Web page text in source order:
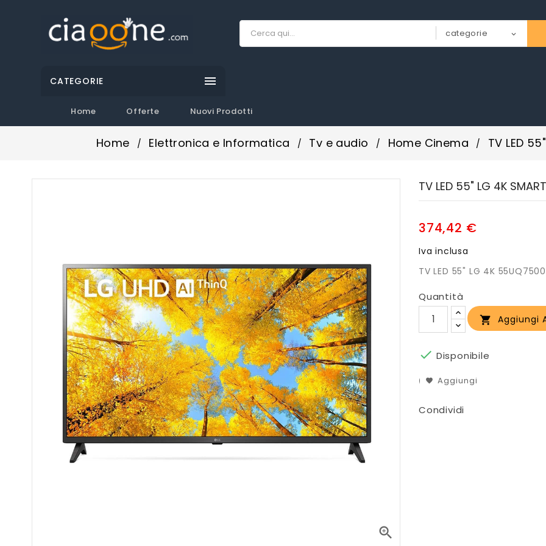
CATEGORIE 
Home Offerte Nuovi Prodotti
Home Elettronica e Informatica Tv e audio Home Cinema TV LED

TV LED 55" LG 4K
374,42 €
Iva inclusa
TV LED 55" LG 4K
Quantità
 Aggiungi
 Disponibile
Aggiungi
Condividi